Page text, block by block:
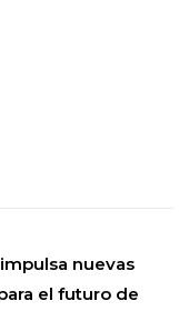
nuevas
el futuro de